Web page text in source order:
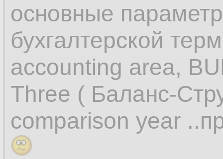
основные
бухгалтерской
accounting area,
Three ( Баланс-
comparison year